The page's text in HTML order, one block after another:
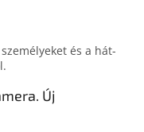
és a hát­
Új